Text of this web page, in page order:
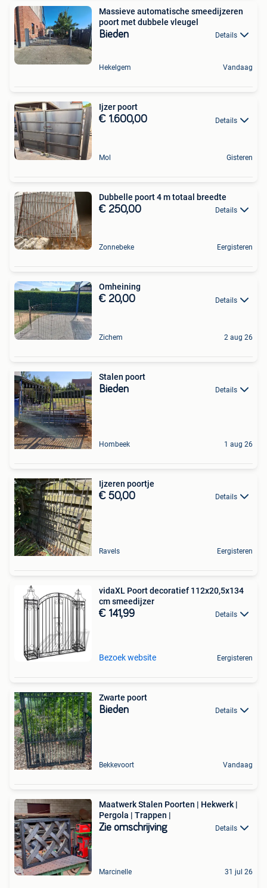
Massieve automatische smeedijzeren
poort met dubbele vleugel
Bieden Details
Hekelgem Vandaag
Ijzer poort
€ 1.600,00 Details
Mol Gisteren
Dubbelle poort 4 m totaal breedte
€ 250,00 Details
Zonnebeke Eergisteren
Omheining
€ 20,00 Details
Zichem 2 aug 26
Stalen poort
Bieden Details
Hombeek 1 aug 26
Ijzeren poortje
€ 50,00 Details
Ravels Eergisteren
vidaXL Poort decoratief 112x20,5x134
cm smeedijzer
€ 141,99 Details
Bezoek website Eergisteren
Zwarte poort
Bieden Details
Bekkevoort Vandaag
Maatwerk Stalen Poorten | Hekwerk |
Pergola | Trappen |
Zie omschrijving Details
Marcinelle 31 jul 26